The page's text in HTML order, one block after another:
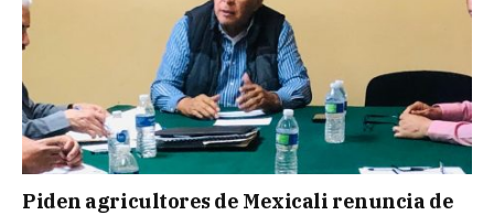
Piden agricultores de Mexicali renuncia de